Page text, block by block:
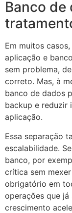
Banco de
Em muitos
aplicação e
sem problema,
correto. Mas, à
banco de dados
backup e reduzir
aplicação.
Essa separação
escalabilidade.
banco, por
crítica sem
obrigatório em
operações que
crescimento